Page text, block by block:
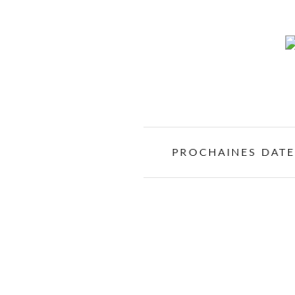
PROCHAINES